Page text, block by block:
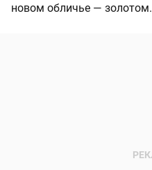
новом обличье — золотом.